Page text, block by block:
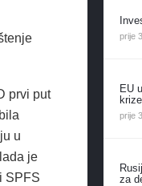
prvi put
u
je
SPFS
prije
EU
krize
prije
za